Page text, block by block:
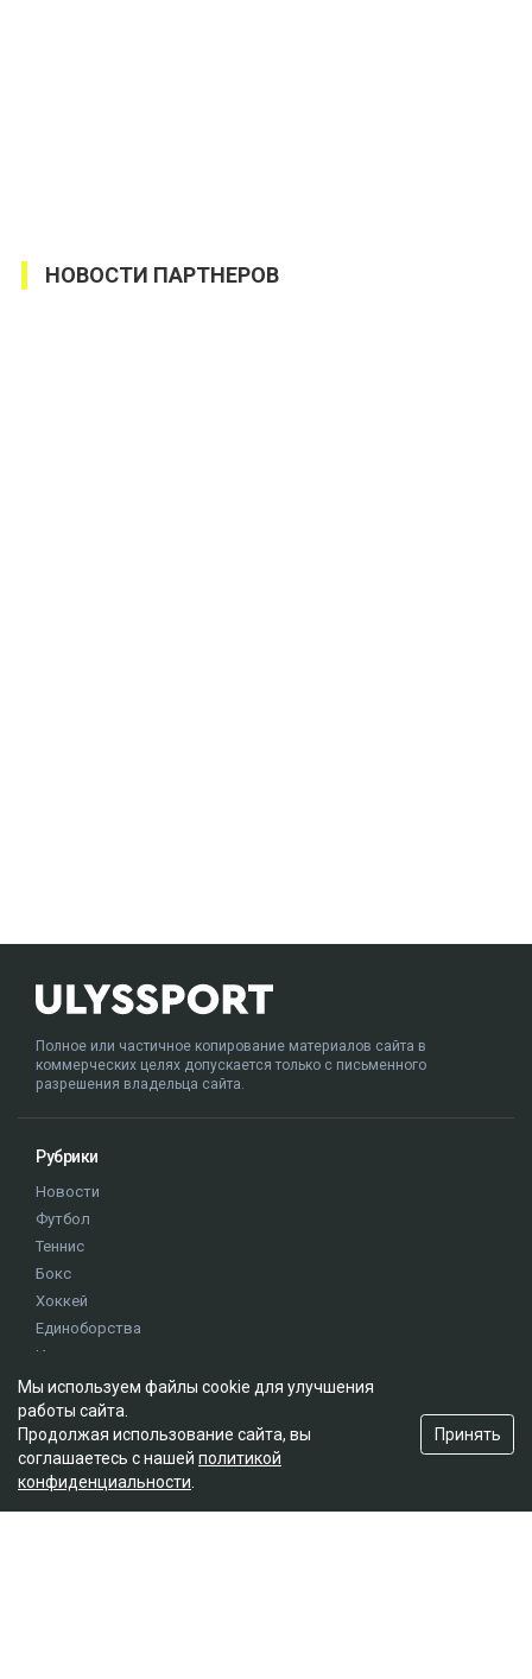
НОВОСТИ ПАРТНЕРОВ
Полное или частичное копирование материалов сайта в
коммерческих целях допускается только с письменного
разрешения владельца сайта.
Рубрики
Новости
Футбол
Теннис
Бокс
Хоккей
Единоборства
Истории
Олимпиада
Редакция
О проекте
Правила сайта
Мы используем файлы cookie для улучшения
работы сайта.
Продолжая использование сайта, вы
соглашаетесь с нашей политикой
конфиденциальности
Принять